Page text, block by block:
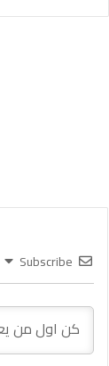
Subscribe